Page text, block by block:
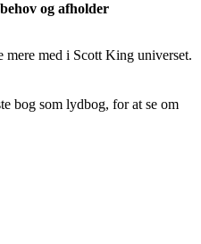
og afholder
med i Scott King universet.
bog som lydbog, for at se om